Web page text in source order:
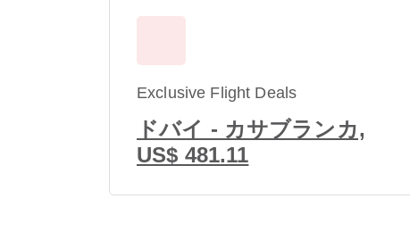
Exclusive Flight Deals
ドバイ - カサブランカ,
US$ 481.11